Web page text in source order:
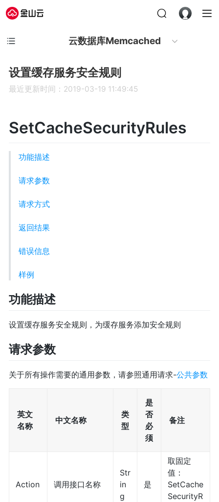
云数据库Memcached
设置缓存服务安全规则
最近更新时间：2019-03-19 11:49:45
SetCacheSecurityRules
功能描述
请求参数
请求方式
返回结果
错误信息
样例
功能描述
设置缓存服务安全规则，为缓存服务添加安全规则
请求参数
关于所有操作需要的通用参数，请参照通用请求-公共参数
英文
名称
中文名称
类
型
是
否
必
须
备注
Action 调用接口名称
Str
in
g
是
取固定
值：
SetCache
SecurityR